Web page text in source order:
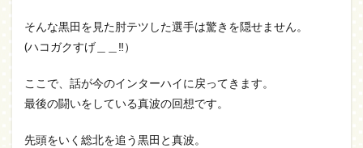
そんな黒田を見た肘テツした選手は驚きを隠せません。
(ハコガクすげ＿＿‼）
ここで、話が今のインターハイに戻ってきます。
最後の闘いをしている真波の回想です。
先頭をいく総北を追う黒田と真波。